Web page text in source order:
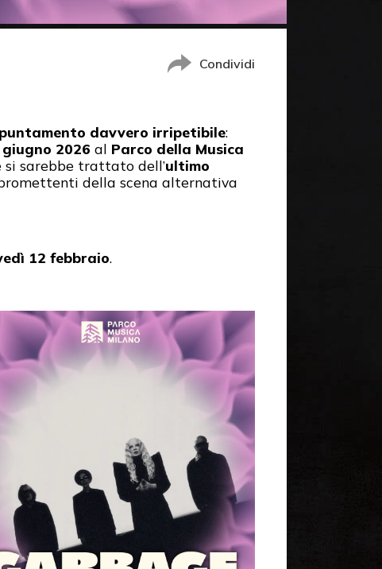
Condividi
davvero irripetibile:
2026 al Parco della Musica
sarebbe trattato dell’ultimo
della scena alternativa
12 febbraio.